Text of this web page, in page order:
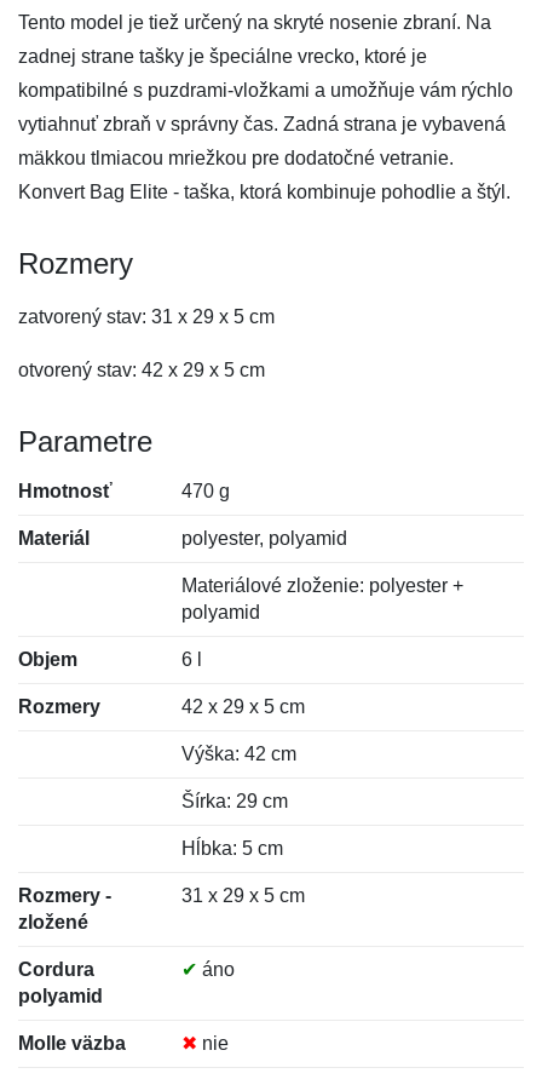
Tento model je tiež určený na skryté nosenie zbraní. Na
zadnej strane tašky je špeciálne vrecko, ktoré je
kompatibilné s puzdrami-vložkami a umožňuje vám rýchlo
vytiahnuť zbraň v správny čas. Zadná strana je vybavená
mäkkou tlmiacou mriežkou pre dodatočné vetranie.
Konvert Bag Elite - taška, ktorá kombinuje pohodlie a štýl.
Rozmery
zatvorený stav: 31 x 29 x 5 cm
otvorený stav: 42 x 29 x 5 cm
Parametre
Hmotnosť 470 g
Materiál polyester, polyamid
Materiálové zloženie: polyester +
polyamid
Objem 6 l
Rozmery 42 x 29 x 5 cm
Výška: 42 cm
Šírka: 29 cm
Hĺbka: 5 cm
Rozmery -
zložené
31 x 29 x 5 cm
Cordura
polyamid
✔ áno
Molle väzba ✖ nie